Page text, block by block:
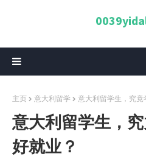
主页 意大利留学 意大利留学生，究竟
意大利留学生，
好就业？